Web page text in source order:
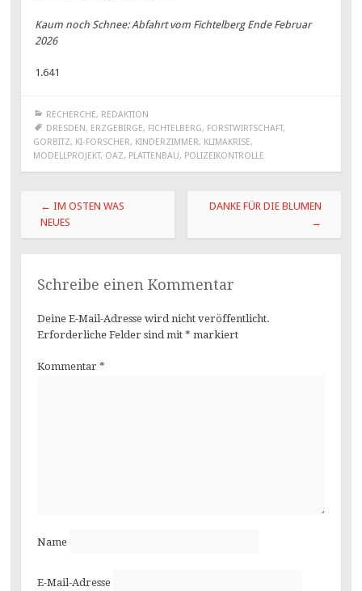
Kaum noch Schnee: Abfahrt vom Fichtelberg Ende Februar
2026
1.641
RECHERCHE, REDAKTION
DRESDEN, ERZGEBIRGE, FICHTELBERG, FORSTWIRTSCHAFT,
GORBITZ, KI-FORSCHER, KINDERZIMMER, KLIMAKRISE,
MODELLPROJEKT, OAZ, PLATTENBAU, POLIZEIKONTROLLE
Beitragsnavigation
← IM OSTEN WAS
NEUES
DANKE FÜR DIE BLUMEN
→
Schreibe einen Kommentar
Deine E-Mail-Adresse wird nicht veröffentlicht.
Erforderliche Felder sind mit * markiert
Kommentar *
Name
E-Mail-Adresse